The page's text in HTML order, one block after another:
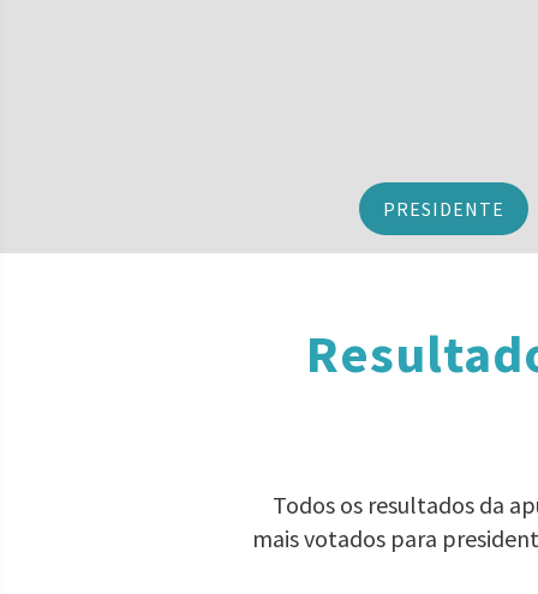
PRESIDENTE
Todos os resultados da
mais votados para